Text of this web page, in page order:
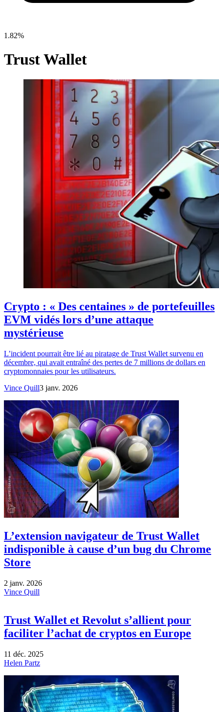
1.82%
Trust Wallet
Crypto : « Des centaines » de portefeuilles
EVM vidés lors d’une attaque
mystérieuse
L’incident pourrait être lié au piratage de Trust Wallet survenu en
décembre, qui avait entraîné des pertes de 7 millions de dollars en
cryptomonnaies pour les utilisateurs.
Vince Quill3 janv. 2026
L’extension navigateur de Trust Wallet
indisponible à cause d’un bug du Chrome
Store
2 janv. 2026
Vince Quill
Trust Wallet et Revolut s’allient pour
faciliter l’achat de cryptos en Europe
11 déc. 2025
Helen Partz